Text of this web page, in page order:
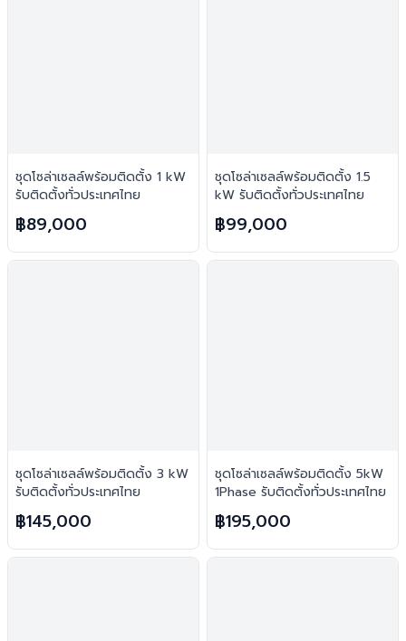
ชุดโซล่าเซลล์พร้อมติดตั้ง 1 kW
รับติดตั้งทั่วประเทศไทย
฿89,000
ชุดโซล่าเซลล์พร้อมติดตั้ง 1.5
kW รับติดตั้งทั่วประเทศไทย
฿99,000
ชุดโซล่าเซลล์พร้อมติดตั้ง 3 kW
รับติดตั้งทั่วประเทศไทย
฿145,000
ชุดโซล่าเซลล์พร้อมติดตั้ง 5kW
1Phase รับติดตั้งทั่วประเทศไทย
฿195,000